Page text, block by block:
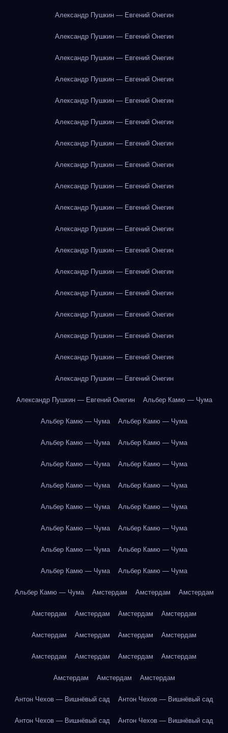
Александр Пушкин — Евгений Онегин
Александр Пушкин — Евгений Онегин
Александр Пушкин — Евгений Онегин
Александр Пушкин — Евгений Онегин
Александр Пушкин — Евгений Онегин
Александр Пушкин — Евгений Онегин
Александр Пушкин — Евгений Онегин
Александр Пушкин — Евгений Онегин
Александр Пушкин — Евгений Онегин
Александр Пушкин — Евгений Онегин
Александр Пушкин — Евгений Онегин
Александр Пушкин — Евгений Онегин
Александр Пушкин — Евгений Онегин
Александр Пушкин — Евгений Онегин
Александр Пушкин — Евгений Онегин
Александр Пушкин — Евгений Онегин
Александр Пушкин — Евгений Онегин
Александр Пушкин — Евгений Онегин
Александр Пушкин — Евгений Онегин Альбер Камю — Чума
Альбер Камю — Чума Альбер Камю — Чума
Альбер Камю — Чума Альбер Камю — Чума
Альбер Камю — Чума Альбер Камю — Чума
Альбер Камю — Чума Альбер Камю — Чума
Альбер Камю — Чума Альбер Камю — Чума
Альбер Камю — Чума Альбер Камю — Чума
Альбер Камю — Чума Альбер Камю — Чума
Альбер Камю — Чума Альбер Камю — Чума
Альбер Камю — Чума Амстердам Амстердам Амстердам
Амстердам Амстердам Амстердам Амстердам
Амстердам Амстердам Амстердам Амстердам
Амстердам Амстердам Амстердам Амстердам
Амстердам Амстердам Амстердам
Антон Чехов — Вишнёвый сад Антон Чехов — Вишнёвый сад
Антон Чехов — Вишнёвый сад Антон Чехов — Вишнёвый сад